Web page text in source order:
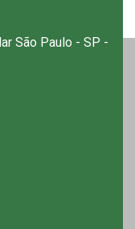
São Paulo - SP -